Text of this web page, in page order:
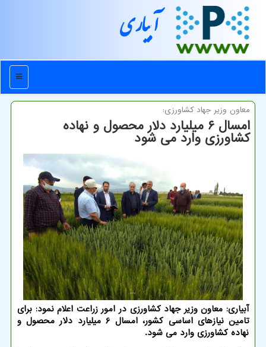
آبیاری
منو
معاون وزیر جهاد كشاورزی:
امسال ۶ میلیارد دلار محصول و نهاده
كشاورزی وارد می شود
آبیاری: معاون وزیر جهاد كشاورزی در امور زراعت اعلام نمود: برای
تامین نیازهای اساسی كشور، امسال 6 میلیارد دلار محصول و
نهاده كشاورزی وارد می شود.